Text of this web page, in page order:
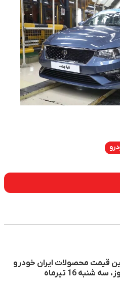
قیمت محصولات ایران خودرو
سه شنبه 16 تیرماه